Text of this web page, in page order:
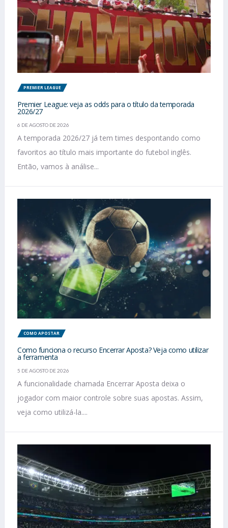
PREMIER LEAGUE
Premier League: veja as odds para o título da temporada
2026/27
6 DE AGOSTO DE 2026
A temporada 2026/27 já tem times despontando como
favoritos ao título mais importante do futebol inglês.
Então, vamos à análise...
COMO APOSTAR
Como funciona o recurso Encerrar Aposta? Veja como utilizar
a ferramenta
5 DE AGOSTO DE 2026
A funcionalidade chamada Encerrar Aposta deixa o
jogador com maior controle sobre suas apostas. Assim,
veja como utilizá-la....